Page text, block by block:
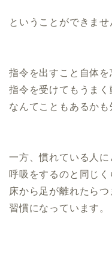
ということができませ
指令を出すこと自体を
指令を受けてもうま
なんてこともあるかも
一方、慣れている人に
呼吸をするのと同じく
床から足が離れたら
習慣になっています。